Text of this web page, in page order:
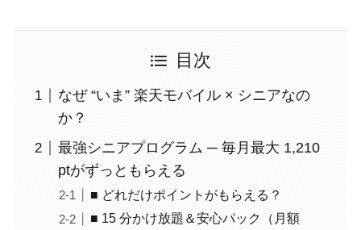
目次
なぜ “いま” 楽天モバイル × シニアなの
か？
最強シニアプログラム ─ 毎月最大 1,210
ptがずっともらえる
■ どれだけポイントがもらえる？
■ 15 分かけ放題＆安心パック（月額